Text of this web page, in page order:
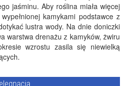
jaśminu. Aby roślina miała więcej
kamykami podstawce z
lustra wody. Na dnie doniczki
warstwa drenażu z kamyków, żwiru
wzrostu zasila się niewielką